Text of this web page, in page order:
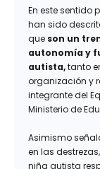
En este sentido
han sido
que son un
autonomía y
autista,tanto
organización y
integrante del
Ministerio de
Asimismo
en las
niña autista